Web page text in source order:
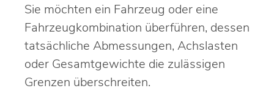
Sie möchten ein Fahrzeug oder eine
Fahrzeugkombination überführen, dessen
tatsächliche Abmessungen, Achslasten
oder Gesamtgewichte die zulässigen
Grenzen überschreiten.